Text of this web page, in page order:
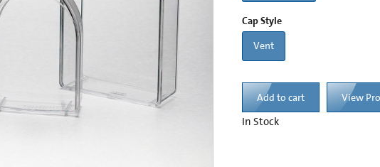
Cap Style
Vent
Add to cart View
In Stock